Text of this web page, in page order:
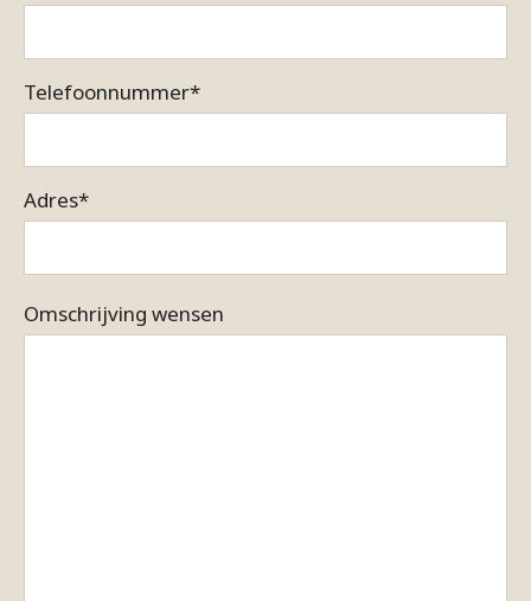
Telefoonnummer*
Adres*
Omschrijving wensen